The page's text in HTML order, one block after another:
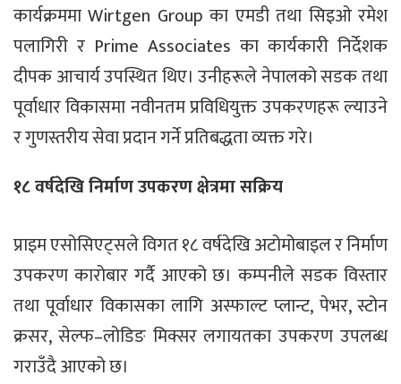
कार्यक्रममा Wirtgen Group का एमडी तथा सिइओ रमेश
पलागिरी र Prime Associates का कार्यकारी निर्देशक
दीपक आचार्य उपस्थित थिए। उनीहरूले नेपालको सडक तथा
पूर्वाधार विकासमा नवीनतम प्रविधियुक्त उपकरणहरू ल्याउने
र गुणस्तरीय सेवा प्रदान गर्ने प्रतिबद्धता व्यक्त गरे।
१८ वर्षदेखि निर्माण उपकरण क्षेत्रमा सक्रिय
प्राइम एसोसिएट्सले विगत १८ वर्षदेखि अटोमोबाइल र निर्माण
उपकरण कारोबार गर्दै आएको छ। कम्पनीले सडक विस्तार
तथा पूर्वाधार विकासका लागि अस्फाल्ट प्लान्ट, पेभर, स्टोन
क्रसर, सेल्फ–लोडिङ मिक्सर लगायतका उपकरण उपलब्ध
गराउँदै आएको छ।